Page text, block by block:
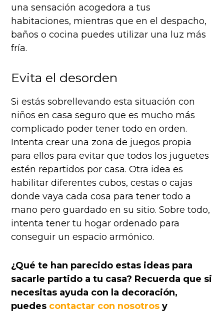
una sensación acogedora a tus
habitaciones, mientras que en el despacho,
baños o cocina puedes utilizar una luz más
fría.
Evita el desorden
Si estás sobrellevando esta situación con
niños en casa seguro que es mucho más
complicado poder tener todo en orden.
Intenta crear una zona de juegos propia
para ellos para evitar que todos los juguetes
estén repartidos por casa. Otra idea es
habilitar diferentes cubos, cestas o cajas
donde vaya cada cosa para tener todo a
mano pero guardado en su sitio. Sobre todo,
intenta tener tu hogar ordenado para
conseguir un espacio armónico.
¿Qué te han parecido estas ideas para
sacarle partido a tu casa? Recuerda que si
necesitas ayuda con la decoración,
puedes contactar con nosotros y